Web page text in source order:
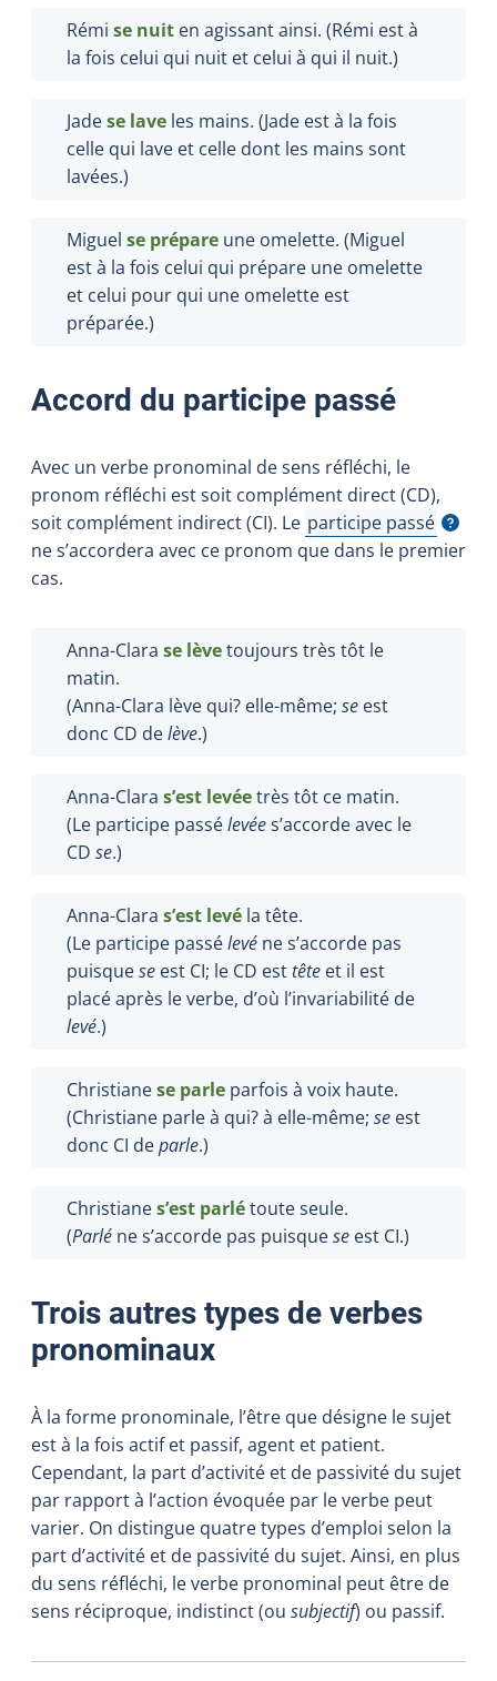
Rémi se nuit en agissant ainsi. (Rémi est à
la fois celui qui nuit et celui à qui il nuit.)
Jadese lave les mains. (Jade est à la fois
celle qui lave et celle dont les mains sont
lavées.)
Miguel se prépare une omelette. (Miguel
est à la fois celui qui prépare une omelette
et celui pour qui une omelette est
préparée.)
Accord du participe passé
Avec un verbe pronominal de sens réfléchi, le
pronom réfléchi est soit complément direct (CD),
soit complément indirect (CI). Le participe passé
Afficher l'infobulle
ne s’accordera avec ce pronom que dans le premier
cas.
Anna-Clara se lèvetoujours très tôt le
matin.
(Anna-Clara lève qui? elle-même; se est
donc CD delève.)
Anna-Clara s’est levéetrès tôt ce matin.
(Le participe passélevées’accorde avec le
CD se.)
Anna-Clara s’est levé la tête.
(Le participe passélevé ne s’accorde pas
puisquese est CI; le CD esttête et il est
placé après le verbe, d’où l’invariabilité de
levé.)
Christianese parle parfois à voix haute.
(Christiane parle à qui? à elle-même; se est
donc CI deparle.)
Christianes’est parlétoute seule.
(Parlé ne s’accorde pas puisquese est CI.)
Trois autres types de verbes
pronominaux
À la forme pronominale, l’être que désigne le sujet
est à la fois actif et passif, agent et patient.
Cependant, la part d’activité et de passivité du sujet
par rapport à l’action évoquée par le verbe peut
varier. On distingue quatre types d’emploi selon la
part d’activité et de passivité du sujet. Ainsi, en plus
du sens réfléchi, le verbe pronominal peut être de
sens réciproque, indistinct (ou subjectif) ou passif.